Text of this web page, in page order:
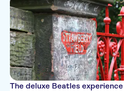
Rundtur med Lydguide
Toppattraksjoner
The deluxe Beatles experience